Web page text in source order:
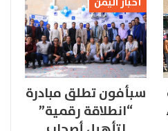
سبأفون تطلق مبادرة
“انطلاقة رقمية”